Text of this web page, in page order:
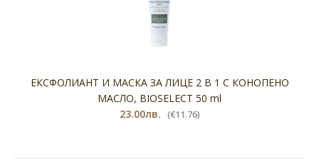
ЕКСФОЛИАНТ И МАСКА ЗА ЛИЦЕ 2 В 1 С КОНОПEНО
МАСЛО, BIOSELECT 50 ml
23.00лв. (€11.76)